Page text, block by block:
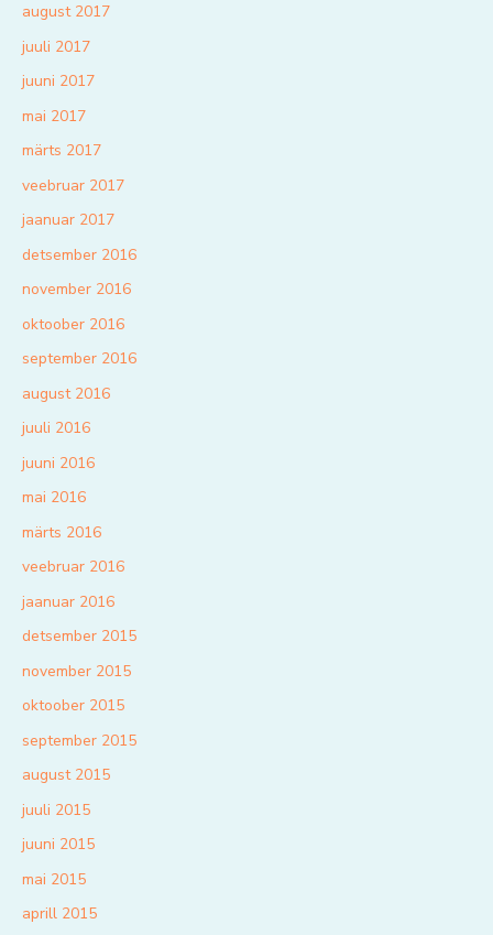
august 2017
juuli 2017
juuni 2017
mai 2017
märts 2017
veebruar 2017
jaanuar 2017
detsember 2016
november 2016
oktoober 2016
september 2016
august 2016
juuli 2016
juuni 2016
mai 2016
märts 2016
veebruar 2016
jaanuar 2016
detsember 2015
november 2015
oktoober 2015
september 2015
august 2015
juuli 2015
juuni 2015
mai 2015
aprill 2015